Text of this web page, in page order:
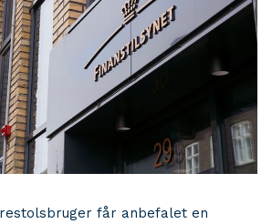
får anbefalet en